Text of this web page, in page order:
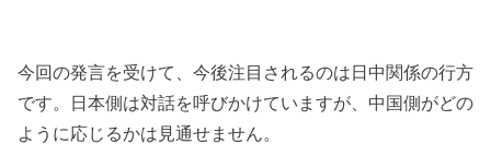
今回の発言を受けて、今後注目されるのは日中関係の行方
です。日本側は対話を呼びかけていますが、中国側がどの
ように応じるかは見通せません。